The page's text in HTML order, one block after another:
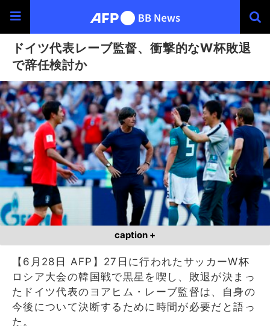
ドイツ代表レーブ監督、衝撃的なW杯敗退
で辞任検討か
caption +
【6月28日 AFP】27日に行われたサッカーW杯
ロシア大会の韓国戦で黒星を喫し、敗退が決まっ
たドイツ代表のヨアヒム・レーブ監督は、自身の
今後について決断するために時間が必要だと語っ
た。